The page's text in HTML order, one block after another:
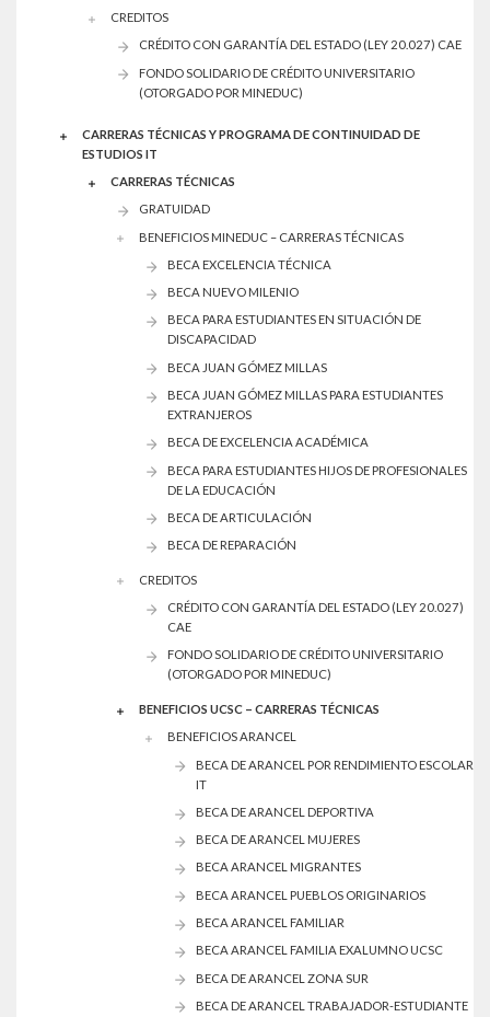
CREDITOS
CRÉDITO CON GARANTÍA DEL ESTADO (LEY 20.027) CAE
FONDO SOLIDARIO DE CRÉDITO UNIVERSITARIO
(OTORGADO POR MINEDUC)
CARRERAS TÉCNICAS Y PROGRAMA DE CONTINUIDAD DE
ESTUDIOS IT
CARRERAS TÉCNICAS
GRATUIDAD
BENEFICIOS MINEDUC – CARRERAS TÉCNICAS
BECA EXCELENCIA TÉCNICA
BECA NUEVO MILENIO
BECA PARA ESTUDIANTES EN SITUACIÓN DE
DISCAPACIDAD
BECA JUAN GÓMEZ MILLAS
BECA JUAN GÓMEZ MILLAS PARA ESTUDIANTES
EXTRANJEROS
BECA DE EXCELENCIA ACADÉMICA
BECA PARA ESTUDIANTES HIJOS DE PROFESIONALES
DE LA EDUCACIÓN
BECA DE ARTICULACIÓN
BECA DE REPARACIÓN
CREDITOS
CRÉDITO CON GARANTÍA DEL ESTADO (LEY 20.027)
CAE
FONDO SOLIDARIO DE CRÉDITO UNIVERSITARIO
(OTORGADO POR MINEDUC)
BENEFICIOS UCSC – CARRERAS TÉCNICAS
BENEFICIOS ARANCEL
BECA DE ARANCEL POR RENDIMIENTO ESCOLAR
IT
BECA DE ARANCEL DEPORTIVA
BECA DE ARANCEL MUJERES
BECA ARANCEL MIGRANTES
BECA ARANCEL PUEBLOS ORIGINARIOS
BECA ARANCEL FAMILIAR
BECA ARANCEL FAMILIA EXALUMNO UCSC
BECA DE ARANCEL ZONA SUR
BECA DE ARANCEL TRABAJADOR-ESTUDIANTE